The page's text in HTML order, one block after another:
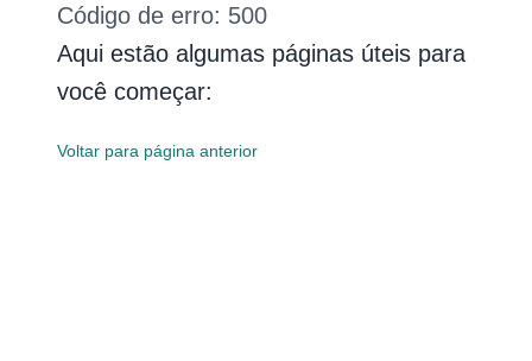
Código de erro: 500
Aqui estão algumas páginas úteis para
você começar:
Voltar para página anterior